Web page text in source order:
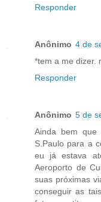
Responder
Anônimo 4 de
*tem a me dizer.
Responder
Anônimo 5 de
Ainda bem que
S.Paulo para a
eu já estava
Aeroporto de
suas próximas
conseguir as